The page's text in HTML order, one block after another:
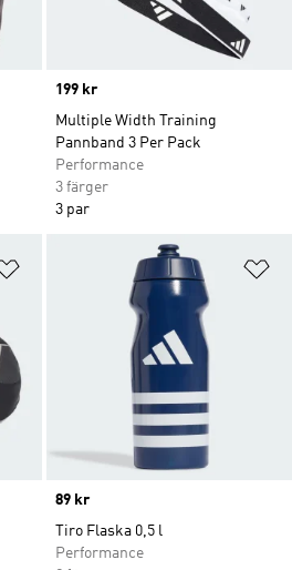
Price
199 kr
Multiple Width Training
Pannband 3 Per Pack
Performance
3 färger
3 par
Lägg till på önskelistan
Price
89 kr
Tiro Flaska 0,5 l
Performance